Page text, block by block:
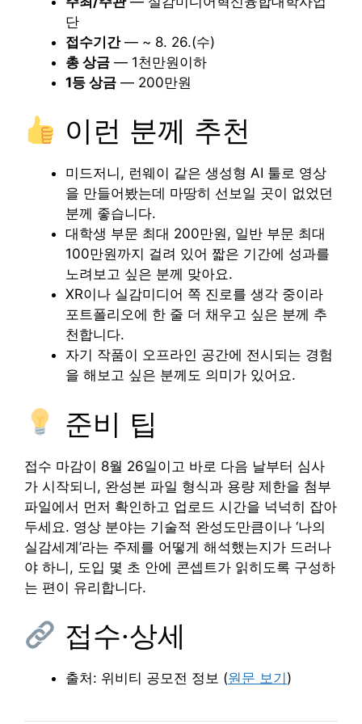
단
접수기간— ~ 8. 26.(수)
총 상금 — 1천만원이하
1등 상금 — 200만원
이런 분께 추천
미드저니, 런웨이 같은 생성형 AI 툴로 영상
을 만들어봤는데 마땅히 선보일 곳이 없었던
분께 좋습니다.
대학생 부문 최대 200만원, 일반 부문 최대
100만원까지 걸려 있어 짧은 기간에 성과를
노려보고 싶은 분께 맞아요.
XR이나 실감미디어 쪽 진로를 생각 중이라
포트폴리오에 한 줄 더 채우고 싶은 분께 추
천합니다.
자기 작품이 오프라인 공간에 전시되는 경험
을 해보고 싶은 분께도 의미가 있어요.
준비 팁
접수 마감이 8월 26일이고 바로 다음 날부터 심사
가 시작되니, 완성본 파일 형식과 용량 제한을 첨부
파일에서 먼저 확인하고 업로드 시간을 넉넉히 잡아
두세요. 영상 분야는 기술적 완성도만큼이나 ‘나의
실감세계’라는 주제를 어떻게 해석했는지가 드러나
야 하니, 도입 몇 초 안에 콘셉트가 읽히도록 구성하
는 편이 유리합니다.
접수·상세
출처: 위비티 공모전 정보 (원문 보기 )